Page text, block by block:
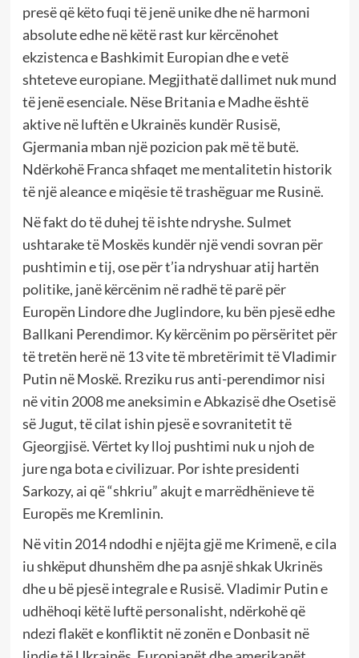
presë që këto fuqi të jenë unike dhe në harmoni
absolute edhe në këtë rast kur kërcënohet
ekzistenca e Bashkimit Europian dhe e vetë
shteteve europiane. Megjithatë dallimet nuk mund
të jenë esenciale. Nëse Britania e Madhe është
aktive në luftën e Ukrainës kundër Rusisë,
Gjermania mban një pozicion pak më të butë.
Ndërkohë Franca shfaqet me mentalitetin historik
të një aleance e miqësie të trashëguar me Rusinë.
Në fakt do të duhej të ishte ndryshe. Sulmet
ushtarake të Moskës kundër një vendi sovran për
pushtimin e tij, ose për t’ia ndryshuar atij hartën
politike, janë kërcënim në radhë të parë për
Europën Lindore dhe Juglindore, ku bën pjesë edhe
Ballkani Perendimor. Ky kërcënim po përsëritet për
të tretën herë në 13 vite të mbretërimit të Vladimir
Putin në Moskë. Rreziku rus anti-perendimor nisi
në vitin 2008 me aneksimin e Abkazisë dhe Osetisë
së Jugut, të cilat ishin pjesë e sovranitetit të
Gjeorgjisë. Vërtet ky lloj pushtimi nuk u njoh de
jure nga bota e civilizuar. Por ishte presidenti
Sarkozy, ai që “shkriu” akujt e marrëdhënieve të
Europës me Kremlinin.
Në vitin 2014 ndodhi e njëjta gjë me Krimenë, e cila
iu shkëput dhunshëm dhe pa asnjë shkak Ukrinës
dhe u bë pjesë integrale e Rusisë. Vladimir Putin e
udhëhoqi këtë luftë personalisht, ndërkohë që
ndezi flakët e konfliktit në zonën e Donbasit në